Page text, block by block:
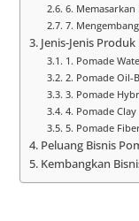
6.
7.
Jenis-Jenis
1. Pomade
2. Pomade Oil-
3. Pomade
4. Pomade Clay
5. Pomade
Peluang Bisnis
Kembangkan